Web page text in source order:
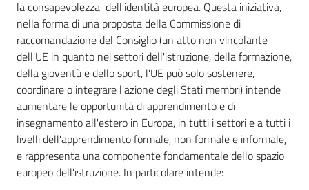
Regione
Emilia-
Romagna
Regione
la consapevolezza dell'identità europea. Questa iniziativa,
nella forma di una proposta della Commissione di
raccomandazione del Consiglio (un atto non vincolante
dell'UE in quanto nei settori dell'istruzione, della formazione,
della gioventù e dello sport, l'UE può solo sostenere,
coordinare o integrare l'azione degli Stati membri) intende
aumentare le opportunità di apprendimento e di
insegnamento all'estero in Europa, in tutti i settori e a tutti i
livelli dell'apprendimento formale, non formale e informale,
e rappresenta una componente fondamentale dello spazio
europeo dell'istruzione. In particolare intende: